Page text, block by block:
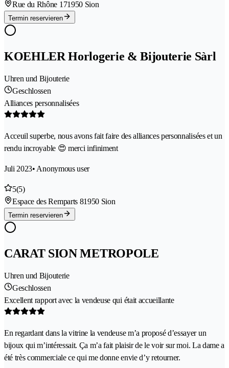
Rue du Rhône 171950 Sion
Termin reservieren
KOEHLER Horlogerie & Bijouterie Sàrl
Uhren und Bijouterie
Geschlossen
Alliances personnalisées
Acceuil superbe, nous avons fait faire des alliances personnalisées et un
rendu incroyable 😍 merci infiniment
Juli 2023• Anonymous user
5(5)
Espace des Remparts 81950 Sion
Termin reservieren
CARAT SION METROPOLE
Uhren und Bijouterie
Geschlossen
Excellent rapport avec la vendeuse qui était accueillante
En regardant dans la vitrine la vendeuse m’a proposé d’essayer un
bijoux qui m’intéressait. Ça m’a fait plaisir de le voir sur moi. La dame a
été très commerciale ce qui me donne envie d’y retourner.